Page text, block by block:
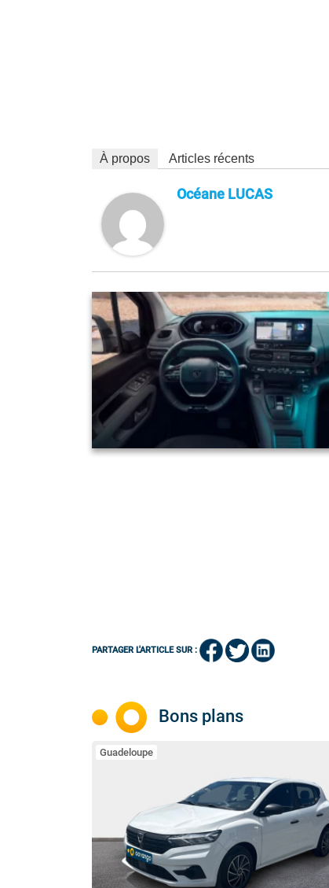
À propos Articles récents
Océane LUCAS
PARTAGER L'ARTICLE SUR :
Bons plans
Guadeloupe